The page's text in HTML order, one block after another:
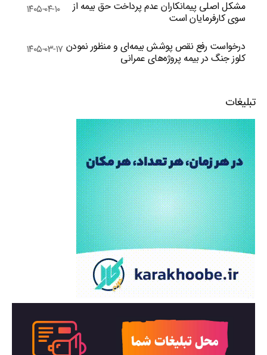
مشکل اصلی پیمانکاران عدم پرداخت حق بیمه از
سوی کارفرمایان است
۱۴۰۵-۰۴-۱۰
درخواست رفع نقص پوشش بیمه‌ای و منظور نمودن
کلوز جنگ در بیمه پروژه‌های عمرانی
۱۴۰۵-۰۳-۱۷
تبلیغات